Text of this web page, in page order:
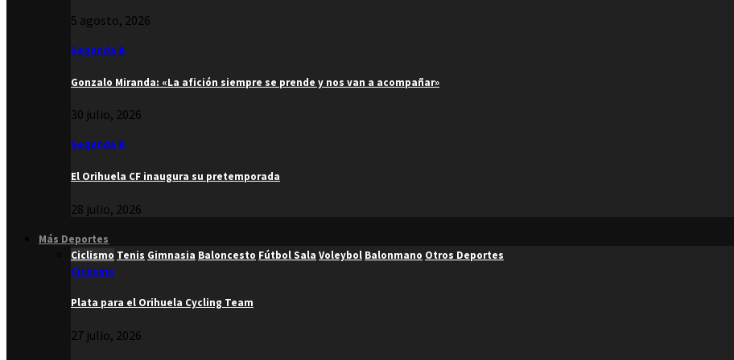
5 agosto, 2026
Segunda B
Gonzalo Miranda: «La afición siempre se prende y nos van a acompañar»
30 julio, 2026
Segunda B
El Orihuela CF inaugura su pretemporada
28 julio, 2026
Más Deportes
Ciclismo Tenis Gimnasia Baloncesto Fútbol Sala Voleybol Balonmano Otros Deportes
Ciclismo
Plata para el Orihuela Cycling Team
27 julio, 2026